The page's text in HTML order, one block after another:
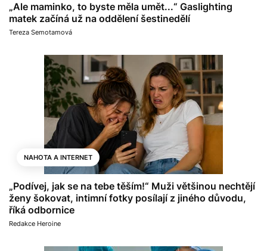
„Ale maminko, to byste měla umět...“ Gaslighting
matek začíná už na oddělení šestinedělí
Tereza Semotamová
NAHOTA A INTERNET
„Podívej, jak se na tebe těším!“ Muži většinou nechtějí
ženy šokovat, intimní fotky posílají z jiného důvodu,
říká odbornice
Redakce Heroine